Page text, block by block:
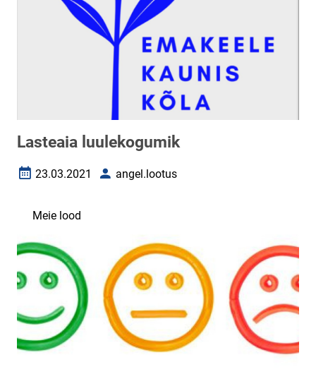
Lasteaia luulekogumik
Loomise kuupäev
23.03.2021 Autorangel.lootus
Meie lood